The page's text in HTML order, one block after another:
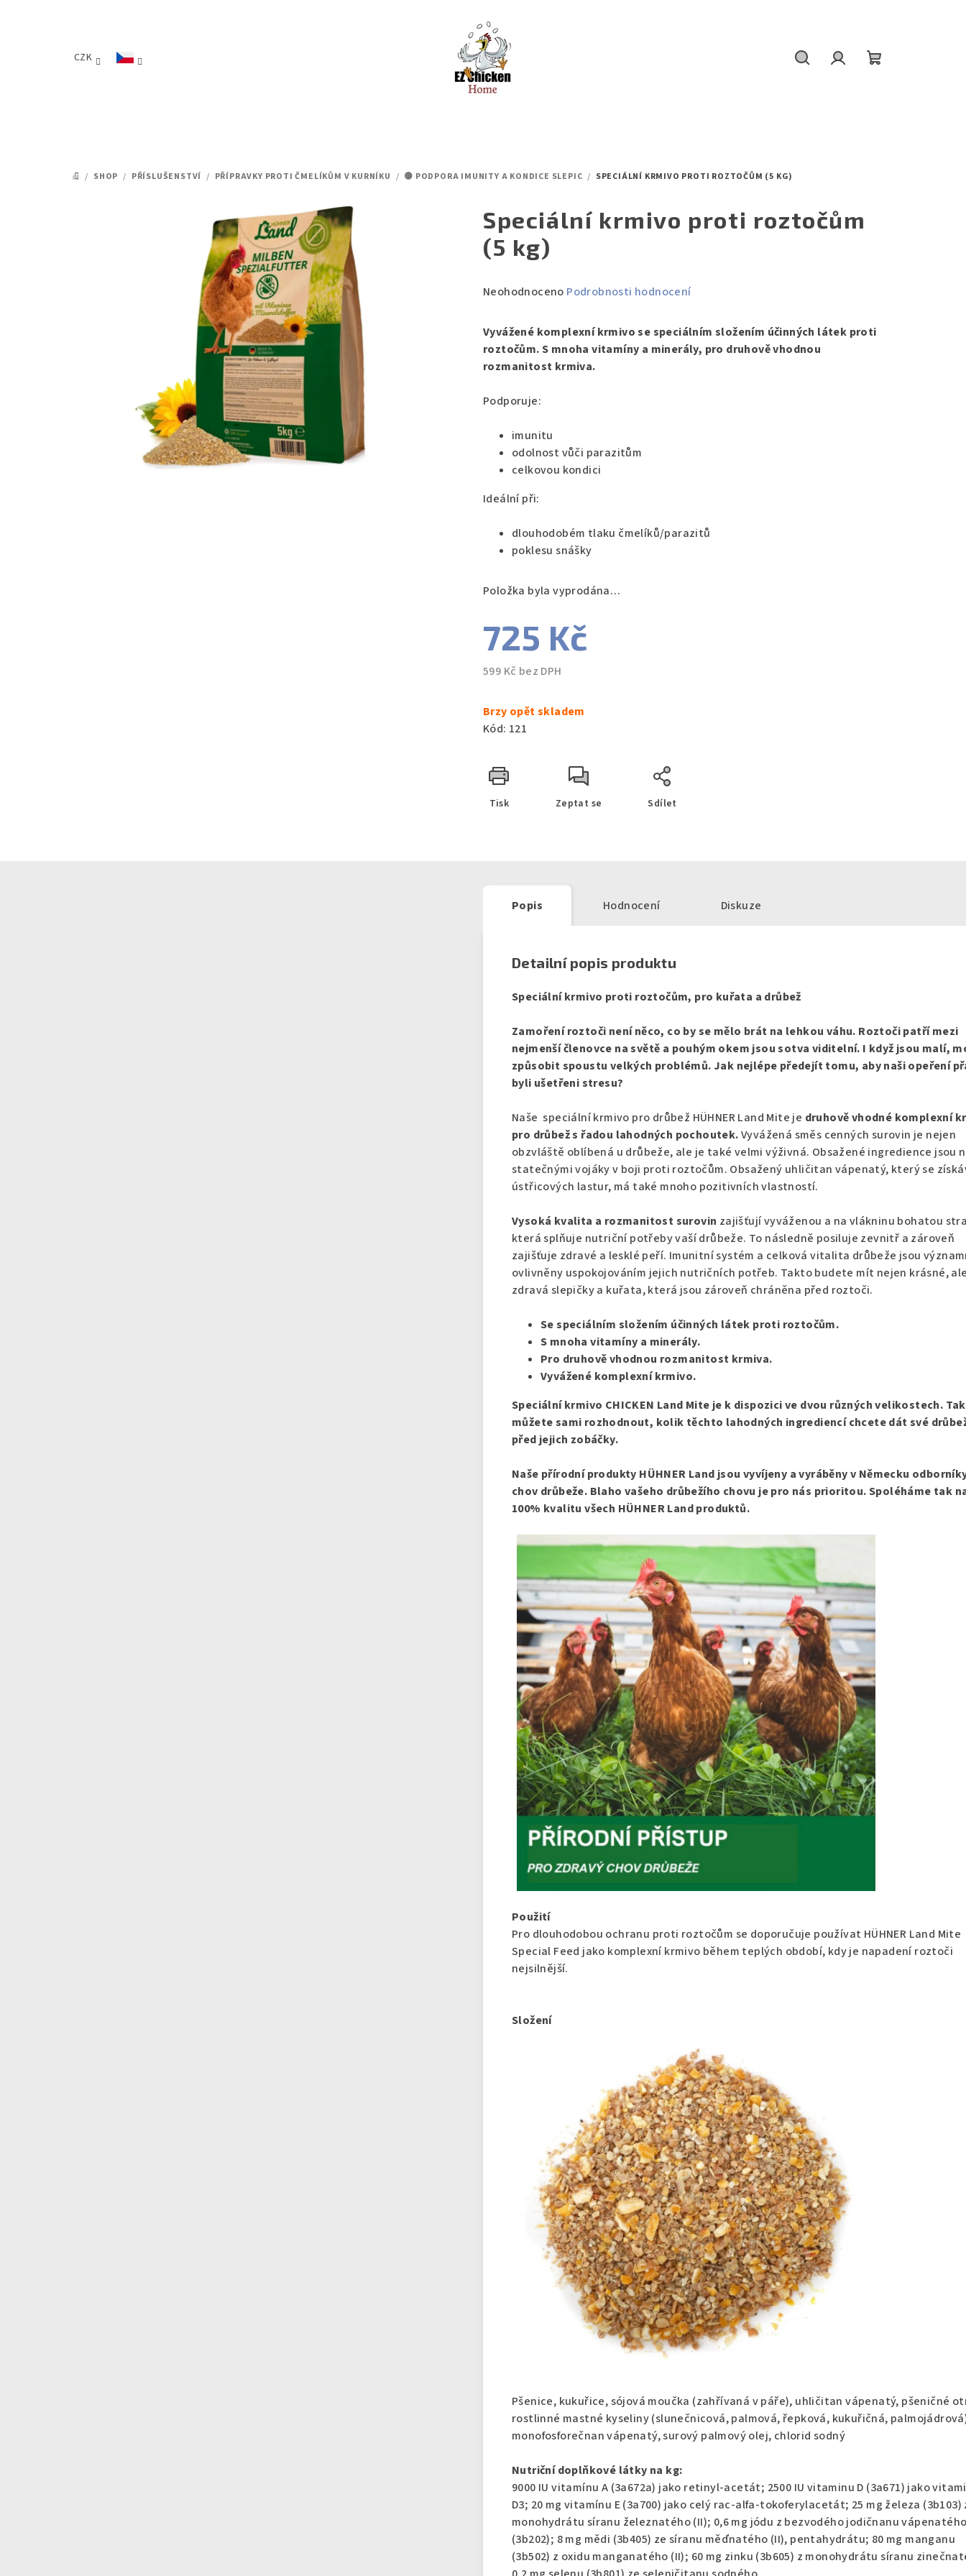
CZK
DOMŮ
/ SHOP / PŘÍSLUŠENSTVÍ / PŘÍPRAVKY PROTI ČMELÍKŮM V KURNÍKU / 🟡 PODPORA IMUNITY A KONDICE SLEPIC / SPECIÁLNÍ KRMIVO PROTI ROZTOČŮM (5 KG)
Speciální krmivo proti roztočům
(5 kg)
Průměrné
produktu
je
5
hvězdiček.
Neohodnoceno Podrobnosti hodnocení
Vyvážené komplexní krmivo se speciálním složením účinných látek proti
roztočům. S mnoha vitamíny a minerály, pro druhově vhodnou
rozmanitost krmiva.
Podporuje:
imunitu
odolnost vůči parazitům
celkovou kondici
Ideální při:
dlouhodobém tlaku čmelíků/parazitů
poklesu snášky
Položka byla vyprodána…
725 Kč
599 Kč bez DPH
cena:
Brzy opět skladem
Kód: 121
Tisk Zeptat se Sdílet
Popis Hodnocení Diskuze
Detailní popis produktu
Speciální krmivo proti roztočům, pro kuřata a drůbež
Zamoření roztoči není něco, co by se mělo brát na lehkou váhu. Roztoči patří mezi
nejmenší členovce na světě a pouhým okem jsou sotva viditelní. I když jsou malí,
způsobit spoustu velkých problémů. Jak nejlépe předejít tomu, aby naši opeření
byli ušetřeni stresu?
Naše speciální krmivo pro drůbež HÜHNER Land Mite je druhově vhodné komplexní
pro drůbež s řadou lahodných pochoutek.Vyvážená směs cenných surovin je nejen
obzvláště oblíbená u drůbeže, ale je také velmi výživná. Obsažené ingredience jsou
statečnými vojáky v boji proti roztočům. Obsažený uhličitan vápenatý, který se
ústřicových lastur, má také mnoho pozitivních vlastností.
Vysoká kvalita a rozmanitost surovin zajišťují vyváženou a na vlákninu bohatou
která splňuje nutriční potřeby vaší drůbeže. To následně posiluje zevnitř a zároveň
zajišťuje zdravé a lesklé peří. Imunitní systém a celková vitalita drůbeže jsou
ovlivněny uspokojováním jejich nutričních potřeb. Takto budete mít nejen krásné,
zdravá slepičky a kuřata, která jsou zároveň chráněna před roztoči.
Se speciálním složením účinných látek proti roztočům.
S mnoha vitamíny a minerály.
Pro druhově vhodnou rozmanitost krmiva.
Vyvážené komplexní krmivo.
Speciální krmivo CHICKEN Land Mite je k dispozici ve dvou různých velikostech.
můžete sami rozhodnout, kolik těchto lahodných ingrediencí chcete dát své
před jejich zobáčky.
Naše přírodní produkty HÜHNER Land jsou vyvíjeny a vyráběny v Německu
chov drůbeže. Blaho vašeho drůbežího chovu je pro nás prioritou. Spoléháme tak
100% kvalitu všech HÜHNER Land produktů.
Použití
Pro dlouhodobou ochranu proti roztočům se doporučuje používat HÜHNER Land Mite
Special Feed jako komplexní krmivo během teplých období, kdy je napadení roztoči
nejsilnější.
Složení
Pšenice, kukuřice, sójová moučka (zahřívaná v páře), uhličitan vápenatý, pšeničné
rostlinné mastné kyseliny (slunečnicová, palmová, řepková, kukuřičná,
monofosforečnan vápenatý, surový palmový olej, chlorid sodný
Nutriční doplňkové látky na kg:
9000 IU vitamínu A (3a672a) jako retinyl-acetát; 2500 IU vitaminu D (3a671) jako
D3; 20 mg vitamínu E (3a700) jako celý rac-alfa-tokoferylacetát; 25 mg železa (3b103)
monohydrátu síranu železnatého (II); 0,6 mg jódu z bezvodého jodičnanu
(3b202); 8 mg mědi (3b405) ze síranu měďnatého (II), pentahydrátu; 80 mg manganu
(3b502) z oxidu manganatého (II); 60 mg zinku (3b605) z monohydrátu síranu